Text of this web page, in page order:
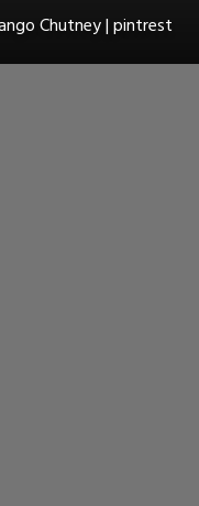
Chutney | pintrest